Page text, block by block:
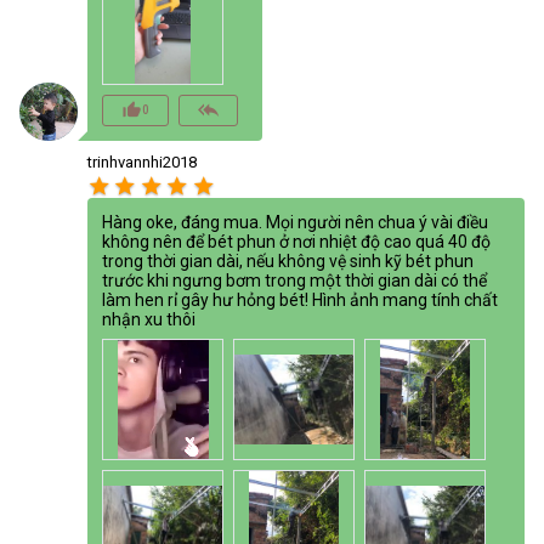
thumb_up_alt0 reply_all
trinhvannhi2018
star star star star star
Hàng oke, đáng mua. Mọi người nên chua ý vài điều
không nên để bét phun ở nơi nhiệt độ cao quá 40 độ
trong thời gian dài, nếu không vệ sinh kỹ bét phun
trước khi ngưng bơm trong một thời gian dài có thể
làm hen rỉ gây hư hỏng bét! Hình ảnh mang tính chất
nhận xu thôi